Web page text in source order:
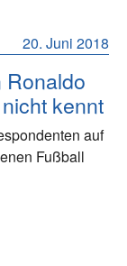
20. Juni 2018
Ronaldo
kennt
auf
Fußball